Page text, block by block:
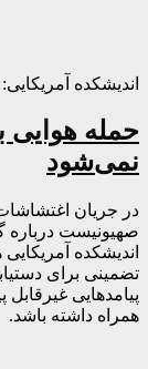
اندیشکده آمریکایی:
حمله هوایی
نمی‌شود
در جریان
صهیونیست درباره
اندیشکده
تضمینی برای
پیامدهایی
همراه داشته باشد.